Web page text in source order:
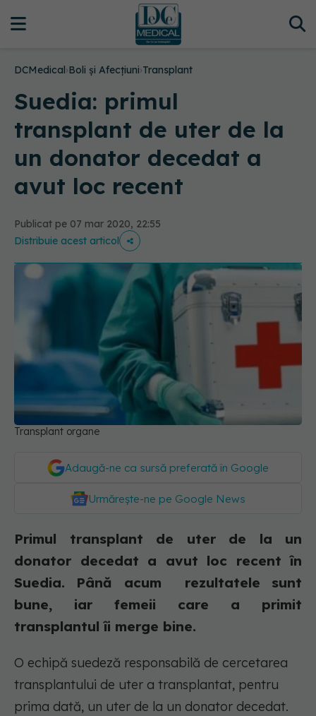
DCMedical›Boli și Afecțiuni›Transplant
Suedia: primul
transplant de uter de la
un donator decedat a
avut loc recent
Publicat pe 07 mar 2020, 22:55
Distribuie acest articol
Transplant organe
Adaugă-ne ca sursă preferată în Google
Urmărește-ne pe Google News
Primul transplant de uter de la un
donator decedat a avut loc recent în
Suedia. Până acum rezultatele sunt
bune, iar femeii care a primit
transplantul îi merge bine.
O echipă suedeză responsabilă de cercetarea
transplantului de uter a transplantat, pentru
prima dată, un uter de la un donator decedat.